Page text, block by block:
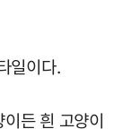
일이다.
든 흰 고양이